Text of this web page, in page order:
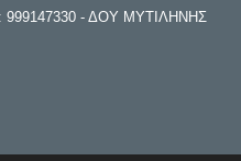
- ΔΟΥ ΜΥΤΙΛΗΝΗΣ